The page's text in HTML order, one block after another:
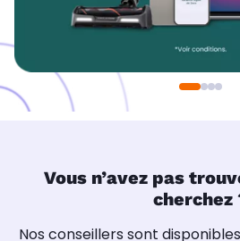
Vous n’avez pas trouvé ce que
cherchez
Nos conseillers sont